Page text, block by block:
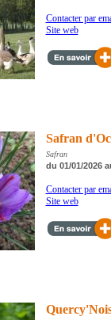
Contacter par
Site web
Safran
Safran
du 01/01/2026
Contacter par
Site web